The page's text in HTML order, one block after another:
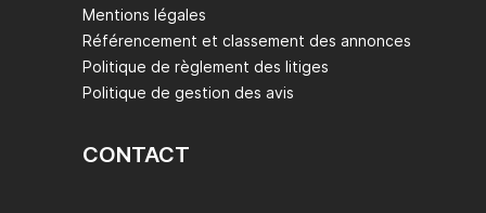
Mentions légales
Référencement et classement des annonces
Politique de règlement des litiges
Politique de gestion des avis
CONTACT